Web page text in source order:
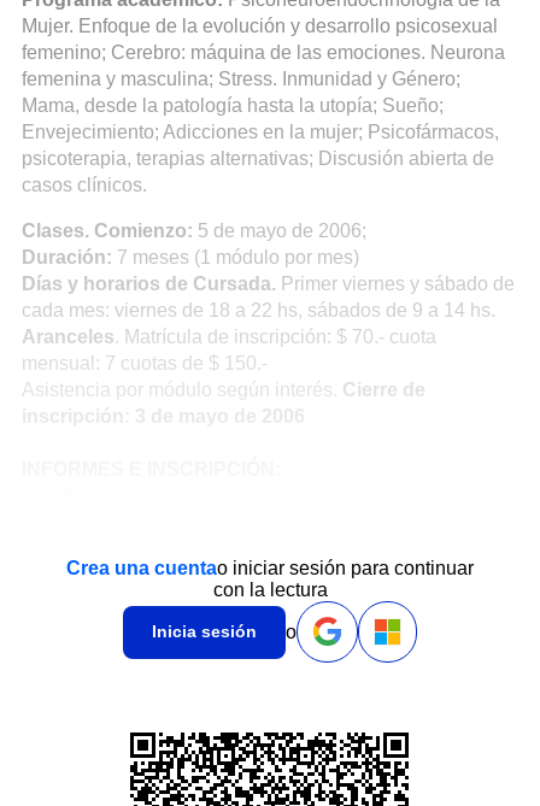
Mujer. Enfoque de la evolución y desarrollo psicosexual
femenino; Cerebro: máquina de las emociones. Neurona
femenina y masculina; Stress. Inmunidad y Género;
Mama, desde la patología hasta la utopía; Sueño;
Envejecimiento; Adicciones en la mujer; Psicofármacos,
psicoterapia, terapias alternativas; Discusión abierta de
casos clínicos.
Clases. Comienzo: 5 de mayo de 2006;
Duración: 7 meses (1 módulo por mes)
Días y horarios de Cursada. Primer viernes y sábado de
cada mes: viernes de 18 a 22 hs, sábados de 9 a 14 hs.
Aranceles. Matrícula de inscripción: $ 70.- cuota
mensual: 7 cuotas de $ 150.-
Asistencia por módulo según interés. Cierre de
inscripción: 3 de mayo de 2006
Crea una cuentao iniciar sesión para continuar
con la lectura
Inicia sesión o